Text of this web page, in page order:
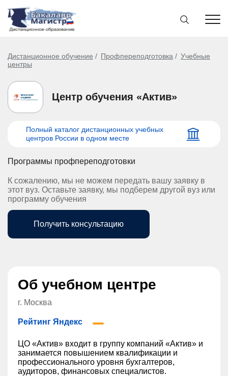
Дистанционное обучение Профпереподготовка
Учебные
центры
Центр обучения «Актив»
Полный каталог дистанционных учебных
центров России в одном месте
Программы профпереподготовки
К сожалению, мы не можем передать вашу заявку в
этот вуз. Оставьте заявку, мы подберем другой вуз или
программу обучения
Получить консультацию
Об учебном центре
г. Москва
Рейтинг Яндекс
ЦО «Актив» входит в группу компаний «Актив» и
занимается повышением квалификации и
профессионального уровня бухгалтеров,
аудиторов, финансовых специалистов.